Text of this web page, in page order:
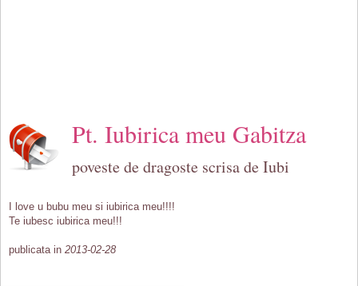
Pt. Iubirica meu Gabitza
poveste de dragoste scrisa de Iubi
I love u bubu meu si iubirica meu!!!!
Te iubesc iubirica meu!!!
publicata in 2013-02-28